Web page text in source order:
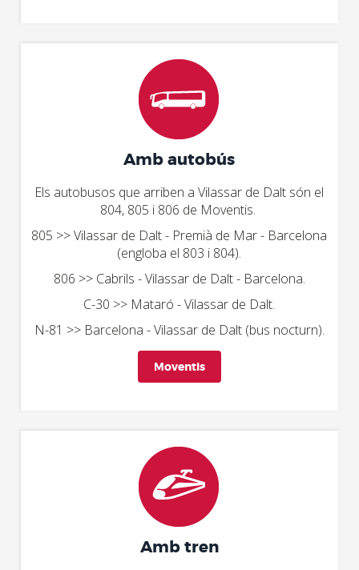
Amb autobús
Els autobusos que arriben a Vilassar de Dalt són el
804, 805 i 806 de Moventis.
805 >> Vilassar de Dalt - Premià de Mar - Barcelona
(engloba el 803 i 804).
806 >> Cabrils - Vilassar de Dalt - Barcelona.
C-30 >> Mataró - Vilassar de Dalt.
N-81 >> Barcelona - Vilassar de Dalt (bus nocturn).
Moventis
Amb tren